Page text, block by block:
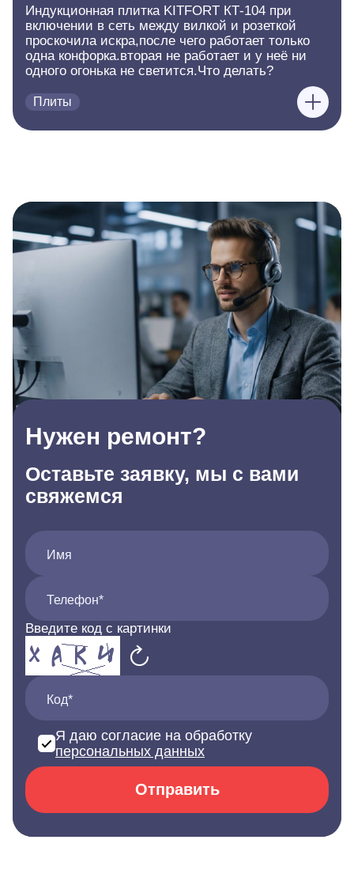
Индукционная плитка KITFORT КТ-104 при
включении в сеть между вилкой и розеткой
проскочила искра,после чего работает только
одна конфорка.вторая не работает и у неё ни
одного огонька не светится.Что делать?
Плиты
Нужен ремонт?
Оставьте заявку, мы с вами
свяжемся
Имя
Телефон*
Введите код с картинки
Код*
Я даю согласие на обработку
персональных данных
Отправить